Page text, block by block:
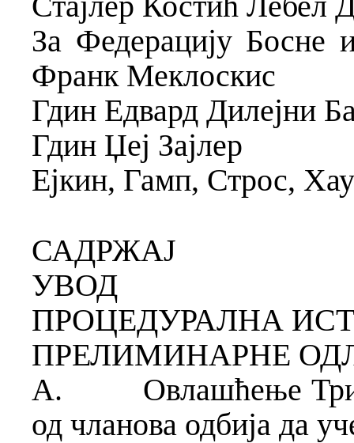
За Федерацију Босне
Франк Меклоскис
Гдин Едвард Дилејни
Гдин Џеј Зајлер
Ејкин, Гамп, Строс,
САДРЖАЈ
УВОД
ПРОЦЕДУРАЛНА
ПРЕЛИМИНАРНЕ
А.
Овлашћење
од чланова одбија да